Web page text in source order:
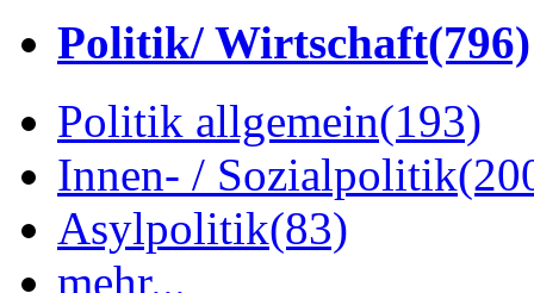
Politik/ Wirtschaft(796)
Politik allgemein(193)
Innen- / Sozialpolitik
Asylpolitik(83)
mehr...